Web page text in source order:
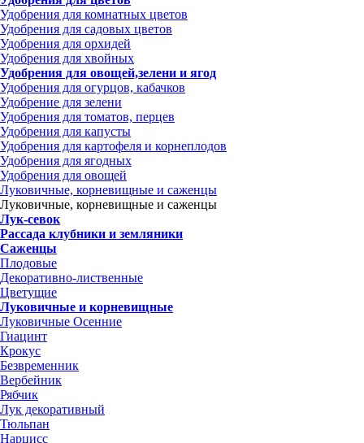
Удобрения для комнатных цветов
Удобрения для садовых цветов
Удобрения для орхидей
Удобрения для хвойных
Удобрения для овощей,зелени и ягод
Удобрения для огурцов, кабачков
Удобрение для зелени
Удобрения для томатов, перцев
Удобрения для капусты
Удобрения для картофеля и корнеплодов
Удобрения для ягодных
Удобрения для овощей
Луковичные, корневищные и саженцы
Луковичные, корневищные и саженцы
Лук-севок
Рассада клубники и земляники
Саженцы
Плодовые
Декоративно-лиственные
Цветущие
Луковичные и корневищные
Луковичные Осенние
Гиацинт
Крокус
Безвременник
Вербейник
Рябчик
Лук декоративный
Тюльпан
Нарцисс